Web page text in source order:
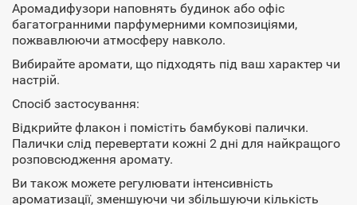
Аромадифузори наповнять будинок або офіс
багатогранними парфумерними композиціями,
пожвавлюючи атмосферу навколо.
Вибирайте аромати, що підходять під ваш характер чи
настрій.
Спосіб застосування:
Відкрийте флакон і помістіть бамбукові палички.
Палички слід перевертати кожні 2 дні для найкращого
розповсюдження аромату.
Ви також можете регулювати інтенсивність
ароматизації, зменшуючи чи збільшуючи кількість